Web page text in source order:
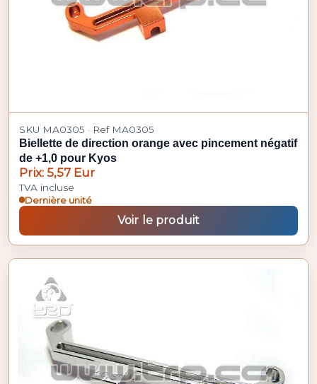
SKU MA0305 · Ref MA0305
Biellette de direction orange avec pincement négatif
de +1,0 pour Kyos
Prix: 5,57 Eur
TVA incluse
Dernière unité
Voir le produit